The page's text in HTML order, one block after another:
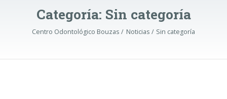
Categoría: Sin categoría
Centro Odontológico Bouzas Noticias Sin categoría